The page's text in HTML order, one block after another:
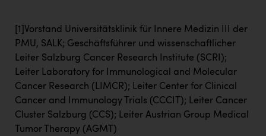
[1] Vorstand Universitätsklinik für Innere Medizin III der
PMU, SALK; Geschäftsführer und wissenschaftlicher
Leiter Salzburg Cancer Research Institute (SCRI);
Leiter Laboratory for Immunological and Molecular
Cancer Research (LIMCR); Leiter Center for Clinical
Cancer and Immunology Trials (CCCIT); Leiter Cancer
Cluster Salzburg (CCS); Leiter Austrian Group Medical
Tumor Therapy (AGMT)